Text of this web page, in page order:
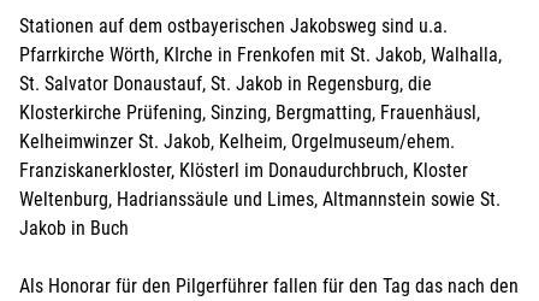
Stationen auf dem ostbayerischen Jakobsweg sind u.a.
Pfarrkirche Wörth, KIrche in Frenkofen mit St. Jakob, Walhalla,
St. Salvator Donaustauf, St. Jakob in Regensburg, die
Klosterkirche Prüfening, Sinzing, Bergmatting, Frauenhäusl,
Kelheimwinzer St. Jakob, Kelheim, Orgelmuseum/ehem.
Franziskanerkloster, Klösterl im Donaudurchbruch, Kloster
Weltenburg, Hadrianssäule und Limes, Altmannstein sowie St.
Jakob in Buch
Als Honorar für den Pilgerführer fallen für den Tag das nach den